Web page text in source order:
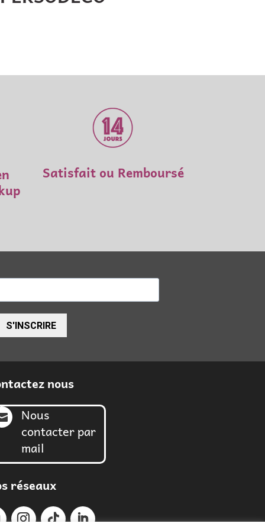
Satisfait ou Remboursé
S'INSCRIRE
nous
Nous
contacter par
mail
réseaux